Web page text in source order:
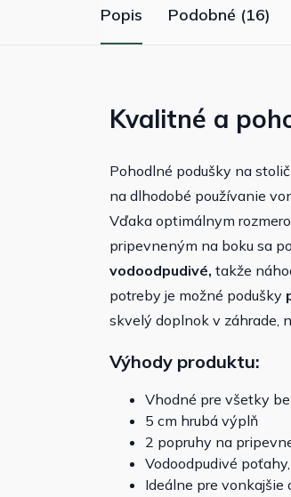
Popis Podobné (16)
Kvalitné a
Pohodlné podušky na
na dlhodobé používanie
Vďaka optimálnym
pripevneným na boku sa
vodoodpudivé, takže
potreby je možné podušky
skvelý doplnok v záhrade,
Výhody produktu:
Vhodné pre všetky
5 cm hrubá výplň
2 popruhy na
Vodoodpudivé
Ideálne pre vonkajšie